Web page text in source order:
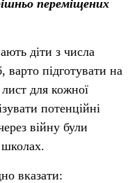
переміщених
діти з числа
варто підготувати на
для кожної
потенційні
війну були
школах.
вказати: